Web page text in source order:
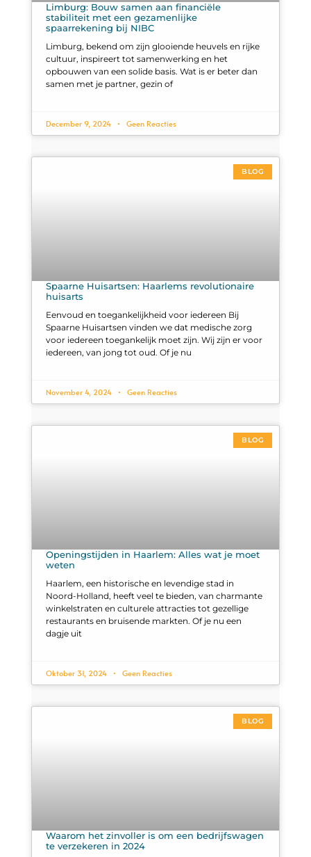
Limburg: Bouw samen aan financiële
stabiliteit met een gezamenlijke
spaarrekening bij NIBC
Limburg, bekend om zijn glooiende heuvels en rijke
cultuur, inspireert tot samenwerking en het
opbouwen van een solide basis. Wat is er beter dan
samen met je partner, gezin of
December 9, 2024 Geen Reacties
BLOG
Spaarne Huisartsen: Haarlems revolutionaire
huisarts
Eenvoud en toegankelijkheid voor iedereen Bij
Spaarne Huisartsen vinden we dat medische zorg
voor iedereen toegankelijk moet zijn. Wij zijn er voor
iedereen, van jong tot oud. Of je nu
November 4, 2024 Geen Reacties
BLOG
Openingstijden in Haarlem: Alles wat je moet
weten
Haarlem, een historische en levendige stad in
Noord-Holland, heeft veel te bieden, van charmante
winkelstraten en culturele attracties tot gezellige
restaurants en bruisende markten. Of je nu een
dagje uit
Oktober 31, 2024 Geen Reacties
BLOG
Waarom het zinvoller is om een bedrijfswagen
te verzekeren in 2024